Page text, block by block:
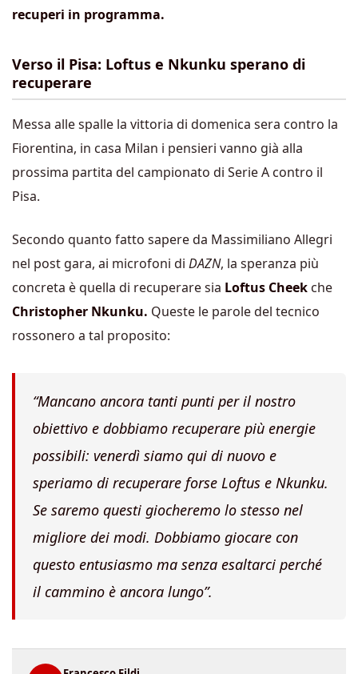
recuperi in programma.
Verso il Pisa: Loftus e Nkunku sperano di
recuperare
Messa alle spalle la vittoria di domenica sera contro la
Fiorentina, in casa Milan i pensieri vanno già alla
prossima partita del campionato di Serie A contro il
Pisa.
Secondo quanto fatto sapere da Massimiliano Allegri
nel post gara, ai microfoni di DAZN, la speranza più
concreta è quella di recuperare sia Loftus Cheek che
Christopher Nkunku. Queste le parole del tecnico
rossonero a tal proposito:
“Mancano ancora tanti punti per il nostro
obiettivo e dobbiamo recuperare più energie
possibili: venerdì siamo qui di nuovo e
speriamo di recuperare forse Loftus e Nkunku.
Se saremo questi giocheremo lo stesso nel
migliore dei modi. Dobbiamo giocare con
questo entusiasmo ma senza esaltarci perché
il cammino è ancora lungo”.